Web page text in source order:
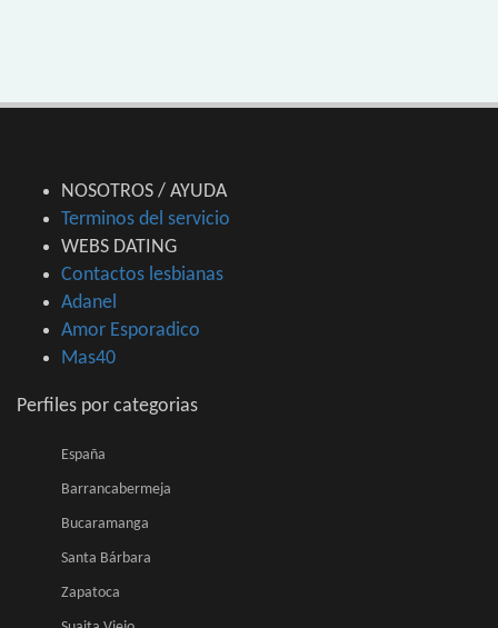
NOSOTROS / AYUDA
Terminos del servicio
WEBS DATING
Contactos lesbianas
Adanel
Amor Esporadico
Mas40
Perfiles por categorias
España
Barrancabermeja
Bucaramanga
Santa Bárbara
Zapatoca